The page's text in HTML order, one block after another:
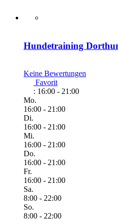
Hundetraining
Keine Bewertungen
Favorit
: 16:00 - 21:00
Mo.
16:00 - 21:00
Di.
16:00 - 21:00
Mi.
16:00 - 21:00
Do.
16:00 - 21:00
Fr.
16:00 - 21:00
Sa.
8:00 - 22:00
So.
8:00 - 22:00